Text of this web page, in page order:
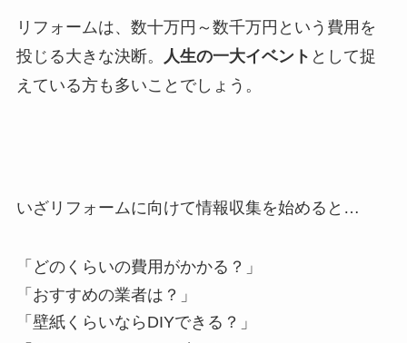
リフォームは、数十万円～数千万円という費用を
投じる大きな決断。
人生の一大イベント として捉
えている方も多いことでしょう。
いざリフォームに向けて情報収集を始めると…
「どのくらいの費用がかかる？」
「おすすめの業者は？」
「壁紙くらいならDIYできる？」